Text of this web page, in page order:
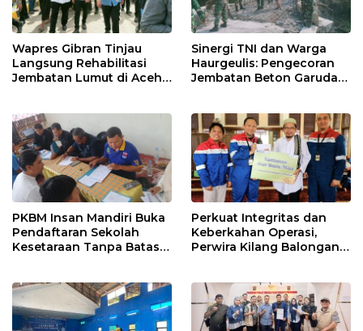
Wapres Gibran Tinjau
Langsung Rehabilitasi
Jembatan Lumut di Aceh
Sinergi TNI dan Warga
Haurgeulis: Pengecoran
Jembatan Beton Garuda
PKBM Insan Mandiri Buka
Pendaftaran Sekolah
Kesetaraan Tanpa Batas
Perkuat Integritas dan
Keberkahan Operasi,
Perwira Kilang Balongan